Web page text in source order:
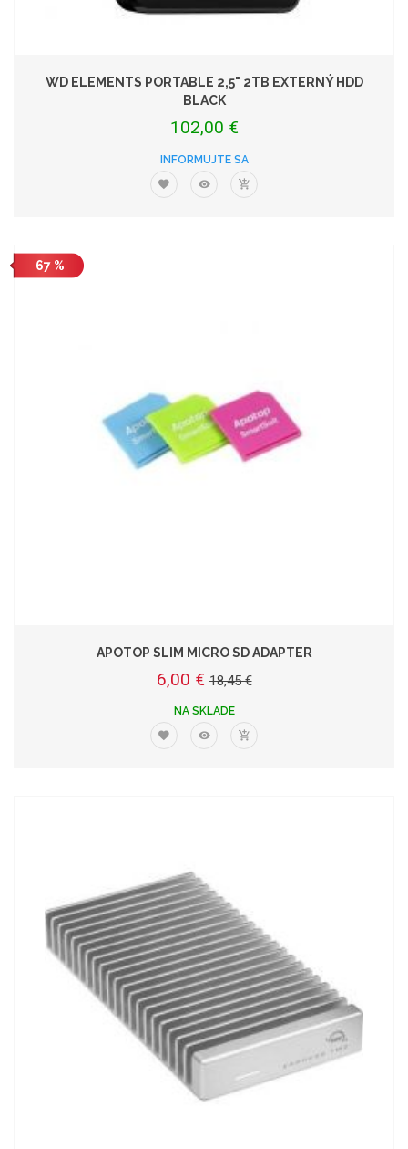
WD ELEMENTS PORTABLE 2,5" 2TB EXTERNÝ HDD
BLACK
102,00 €
INFORMUJTE SA
67 %
APOTOP SLIM MICRO SD ADAPTER
6,00 € 18,45 €
NA SKLADE